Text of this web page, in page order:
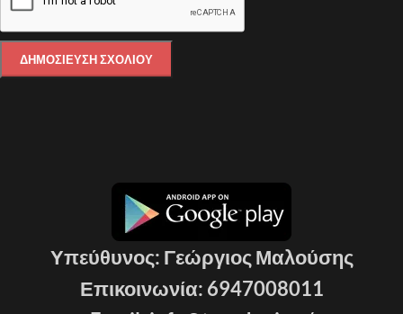
Υπεύθυνος: Γεώργιος Μαλούσης
Επικοινωνία: 6947008011